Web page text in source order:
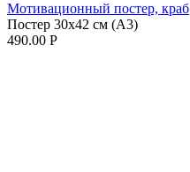
Мотивационный постер, краб
Постер 30х42 см (А3)
490.00 Р